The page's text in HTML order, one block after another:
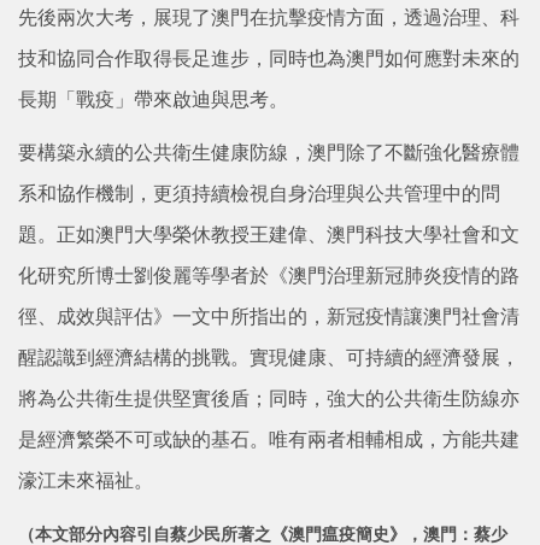
先後兩次大考，展現了澳門在抗擊疫情方面，透過治理、科
技和協同合作取得長足進步，同時也為澳門如何應對未來的
長期「戰疫」帶來啟迪與思考。
要構築永續的公共衛生健康防線，澳門除了不斷強化醫療體
系和協作機制，更須持續檢視自身治理與公共管理中的問
題。正如澳門大學榮休教授王建偉、澳門科技大學社會和文
化研究所博士劉俊麗等學者於《澳門治理新冠肺炎疫情的路
徑、成效與評估》一文中所指出的，新冠疫情讓澳門社會清
醒認識到經濟結構的挑戰。實現健康、可持續的經濟發展，
將為公共衛生提供堅實後盾；同時，強大的公共衛生防線亦
是經濟繁榮不可或缺的基石。唯有兩者相輔相成，方能共建
濠江未來福祉。
（本文部分內容引自蔡少民所著之《澳門瘟疫簡史》，澳門：蔡少